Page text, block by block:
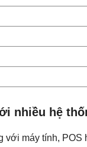
nhiều hệ
với máy tính,